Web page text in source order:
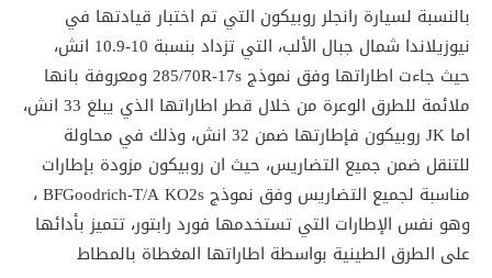
بالنسبة لسيارة رانجلر روبيكون التي تم اختبار قيادتها في
نيوزيلاندا شمال جبال الألب، التي تزداد بنسبة 10-10.9 انش،
حيث جاءت اطاراتها وفق نموذج 285/70R-17s ومعروفة بانها
ملائمة للطرق الوعرة من خلال قطر اطاراتها الذي يبلغ 33 انش،
اما JK روبيكون فإطارتها ضمن 32 انش، وذلك في محاولة
للتنقل ضمن جميع التضاريس، حيث ان روبيكون مزودة بإطارات
مناسبة لجميع التضاريس وفق نموذج BFGoodrich-T/A KO2s ،
وهو نفس الإطارات التي تستخدمها فورد رابتور، تتميز بأدائها
على الطرق الطينية بواسطة اطاراتها المغطاة بالمطاط